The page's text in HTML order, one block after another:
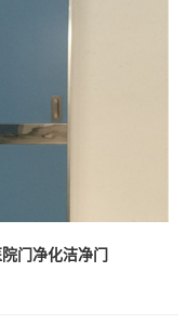
门净化洁净门